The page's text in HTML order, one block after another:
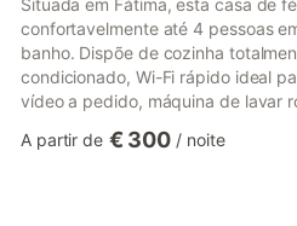
Situada em Fátima, esta casa de
confortavelmente até 4 pessoas
banho. Dispõe de cozinha
condicionado, Wi-Fi rápido ideal
vídeo a pedido, máquina de lavar
brinquedos e livros partilhados
A partir de € 300 / noite